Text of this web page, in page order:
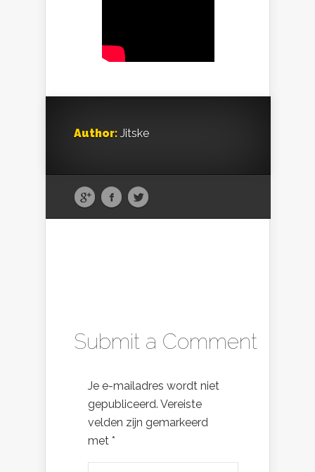
Author: Jitske
Submit a Comment
Je e-mailadres wordt niet
gepubliceerd. Vereiste
velden zijn gemarkeerd
met *